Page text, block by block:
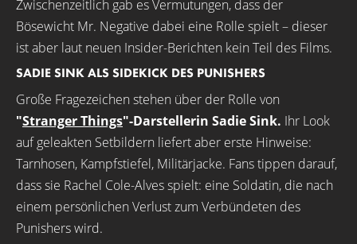
Zwischenzeitlich gab es Vermutungen, dass der
Bösewicht Mr. Negative dabei eine Rolle spielt – dieser
ist aber laut neuen Insider-Berichten kein Teil des Films.
SADIE SINK ALS SIDEKICK DES PUNISHERS
Große Fragezeichen stehen über der Rolle von
"Stranger Things"-Darstellerin Sadie Sink. Ihr Look
auf geleakten Setbildern liefert aber erste Hinweise:
Tarnhosen, Kampfstiefel, Militärjacke. Fans tippen darauf,
dass sie Rachel Cole-Alves spielt: eine Soldatin, die nach
einem persönlichen Verlust zum Verbündeten des
Punishers wird.